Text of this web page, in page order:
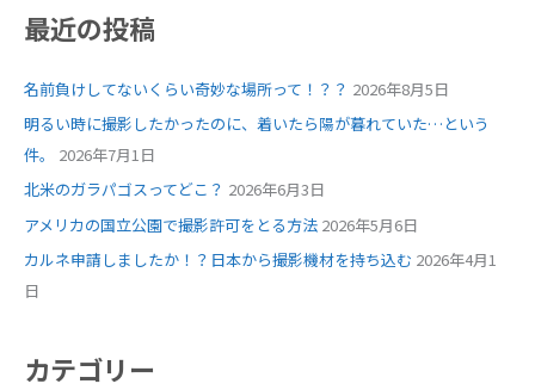
象
:
最近の投稿
名前負けしてないくらい奇妙な場所って！？？ 2026年8月5日
明るい時に撮影したかったのに、着いたら陽が暮れていた…という
件。
2026年7月1日
北米のガラパゴスってどこ？ 2026年6月3日
アメリカの国立公園で撮影許可をとる方法 2026年5月6日
カルネ申請しましたか！？日本から撮影機材を持ち込む 2026年4月1
日
カテゴリー